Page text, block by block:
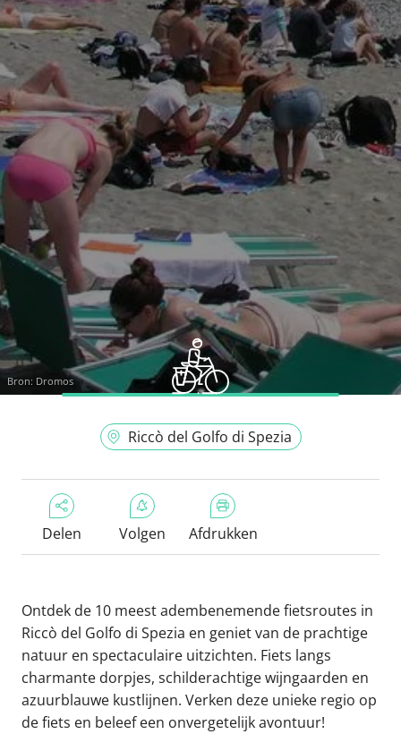
Bron: Dromos
Riccò del Golfo di Spezia
Delen Volgen Afdrukken
Ontdek de 10 meest adembenemende fietsroutes in
Riccò del Golfo di Spezia en geniet van de prachtige
natuur en spectaculaire uitzichten. Fiets langs
charmante dorpjes, schilderachtige wijngaarden en
azuurblauwe kustlijnen. Verken deze unieke regio op
de fiets en beleef een onvergetelijk avontuur!